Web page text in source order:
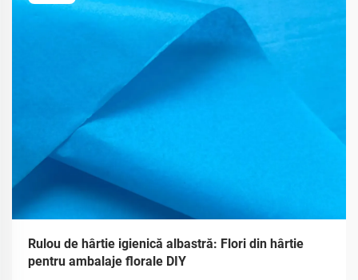
Rulou de hârtie igienică albastră: Flori din hârtie
pentru ambalaje florale DIY